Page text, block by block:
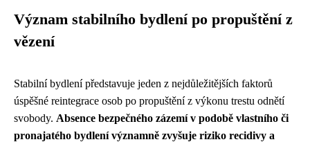
Význam stabilního bydlení po propuštění z
vězení
Stabilní bydlení představuje jeden z nejdůležitějších faktorů
úspěšné reintegrace osob po propuštění z výkonu trestu odnětí
svobody. Absence bezpečného zázemí v podobě vlastního či
pronajatého bydlení významně zvyšuje riziko recidivy a